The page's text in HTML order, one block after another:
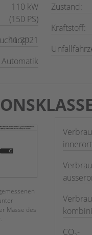
110 kW
(150 PS)
11.2021
Automatik
Zustand:
Kraftstoff:
Masse des
CO₂-